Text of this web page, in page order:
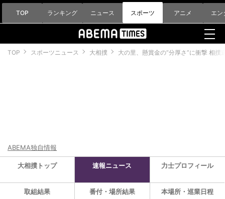
TOP ランキング ニュース スポーツ アニメ エン
TOP スポーツニュース 大相撲 大の里、懸賞金の“分厚さ”に衝撃 相
ABEMA独自情報
大相撲トップ 速報ニュース 力士プロフィール
取組結果 番付・場所結果 本場所・巡業日程